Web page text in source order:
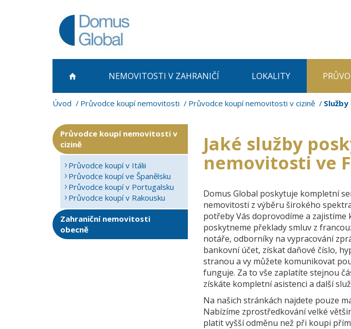
NEMOVITOSTI V ZAHRANIČÍ LOKALITY
Úvod Průvodce koupí nemovitosti Průvodce koupí nemovitosti v cizině
Průvodce koupí nemovitosti v
cizině
Průvodce koupí v Itálii
Průvodce koupí ve Španělsku
Průvodce koupí v Portugalsku
Průvodce koupí v Rakousku
Zahraniční nemovitosti
obecně
Jaké služby
nemovitosti ve
Domus Global poskytuje kompletní
nemovitosti z výběru širokého
potřeby Vás doprovodíme a
poskytneme překlady smluv z
notáře, odborníky na vypracování
bankovní účet, získat daňové číslo,
stranou a vy můžete komunikovat
funguje. Za to vše zaplatíte stejnou
získáte kompletní asistenci a další
Na našich stránkách najdete pouze
Nabízíme zprostředkování velké
platit vyšší odměnu než při koupi